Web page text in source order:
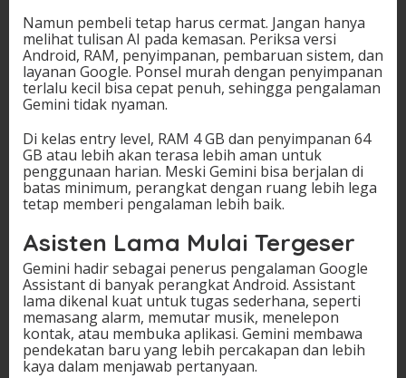
Namun pembeli tetap harus cermat. Jangan hanya
melihat tulisan AI pada kemasan. Periksa versi
Android, RAM, penyimpanan, pembaruan sistem, dan
layanan Google. Ponsel murah dengan penyimpanan
terlalu kecil bisa cepat penuh, sehingga pengalaman
Gemini tidak nyaman.
Di kelas entry level, RAM 4 GB dan penyimpanan 64
GB atau lebih akan terasa lebih aman untuk
penggunaan harian. Meski Gemini bisa berjalan di
batas minimum, perangkat dengan ruang lebih lega
tetap memberi pengalaman lebih baik.
Asisten Lama Mulai Tergeser
Gemini hadir sebagai penerus pengalaman Google
Assistant di banyak perangkat Android. Assistant
lama dikenal kuat untuk tugas sederhana, seperti
memasang alarm, memutar musik, menelepon
kontak, atau membuka aplikasi. Gemini membawa
pendekatan baru yang lebih percakapan dan lebih
kaya dalam menjawab pertanyaan.